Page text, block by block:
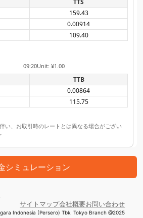
TTS
159.43
0.00914
109.40
09:20Unit: ¥1.00
TTB
0.00864
115.75
い、お取引時のレートとは異なる場合がござい
シミュレーション
サイトマップ会社概要お問い合わせ
Indonesia (Persero) Tbk. Tokyo Branch @2025